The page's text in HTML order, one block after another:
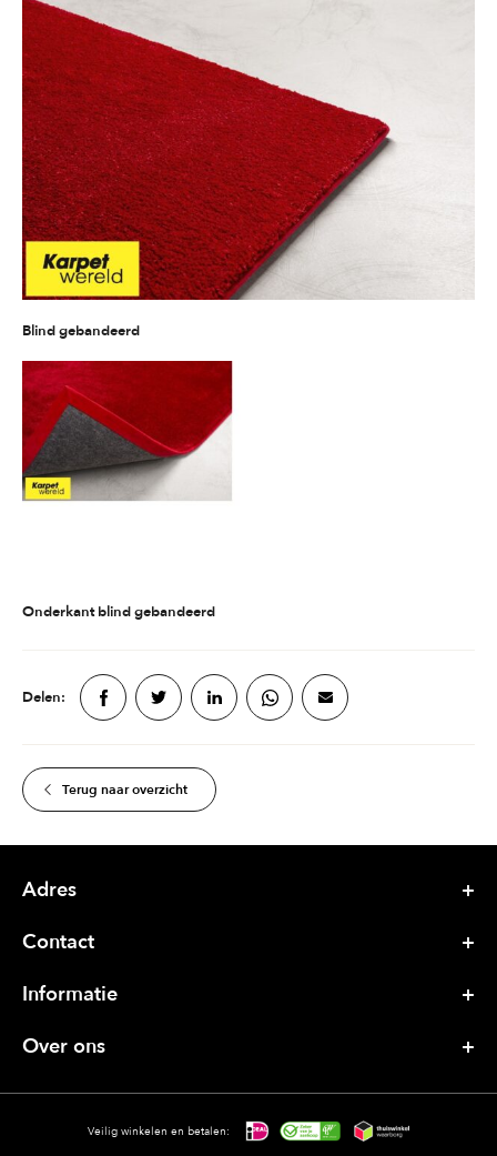
Blind gebandeerd
Onderkant blind gebandeerd
Terug naar overzicht
Delen:
Adres
Contact
Informatie
Over ons
Veilig winkelen en betalen: